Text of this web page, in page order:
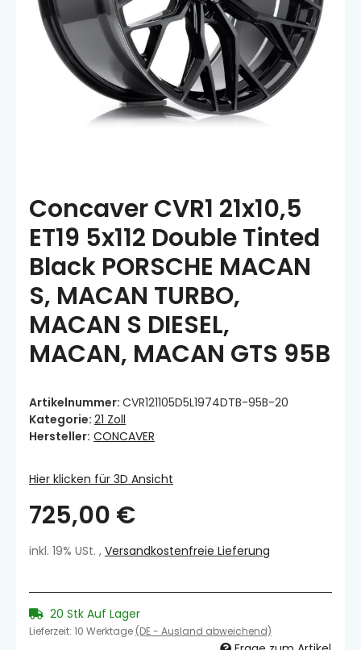
Concaver CVR1 21x10,5
ET19 5x112 Double Tinted
Black PORSCHE MACAN
S, MACAN TURBO,
MACAN S DIESEL,
MACAN, MACAN GTS 95B
Artikelnummer: CVR121105D5L1974DTB-95B-20
Kategorie: 21 Zoll
Hersteller: CONCAVER
Hier klicken für 3D Ansicht
725,00 €
inkl. 19% USt. , Versandkostenfreie Lieferung
20 Stk Auf Lager
Lieferzeit: 10 Werktage (DE - Ausland abweichend)